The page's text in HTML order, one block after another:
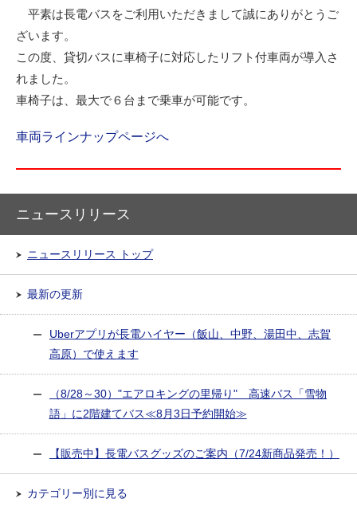
平素は長電バスをご利用いただきまして誠にありがとうご
ざいます。
この度、貸切バスに車椅子に対応したリフト付車両が導入さ
れました。
車椅子は、最大で６台まで乗車が可能です。
車両ラインナップページへ
ニュースリリース
ニュースリリース トップ
最新の更新
Uberアプリが長電ハイヤー（飯山、中野、湯田中、志賀
高原）で使えます
（8/28～30）"エアロキングの里帰り" 高速バス「雪物
語」に2階建てバス≪8月3日予約開始≫
【販売中】長電バスグッズのご案内（7/24新商品発売！）
カテゴリー別に見る